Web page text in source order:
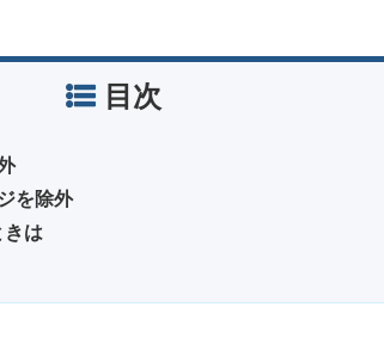
目次
を除外
きは